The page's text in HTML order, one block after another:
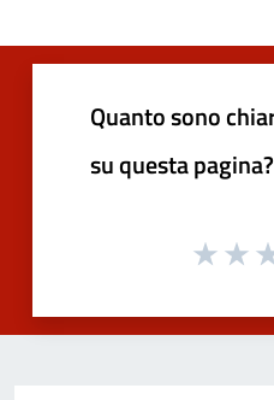
Quanto sono
su questa pagina?